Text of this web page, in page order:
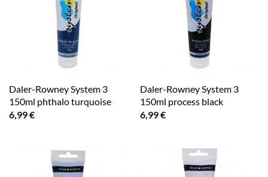
Daler-Rowney System 3
150ml phthalo turquoise
6,99€
Daler-Rowney System 3
150ml process black
6,99€